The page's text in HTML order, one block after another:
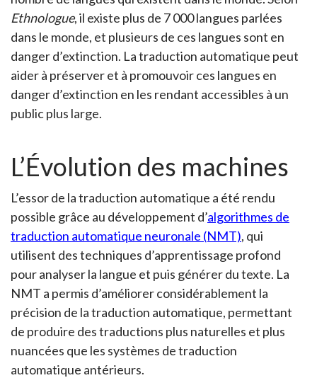
Ethnologue, il existe plus de 7 000 langues parlées
dans le monde, et plusieurs de ces langues sont en
danger d’extinction. La traduction automatique peut
aider à préserver et à promouvoir ces langues en
danger d’extinction en les rendant accessibles à un
public plus large.
L’Évolution des machines
L’essor de la traduction automatique a été rendu
possible grâce au développement d’algorithmes de
traduction automatique neuronale (NMT), qui
utilisent des techniques d’apprentissage profond
pour analyser la langue et puis générer du texte. La
NMT a permis d’améliorer considérablement la
précision de la traduction automatique, permettant
de produire des traductions plus naturelles et plus
nuancées que les systèmes de traduction
automatique antérieurs.